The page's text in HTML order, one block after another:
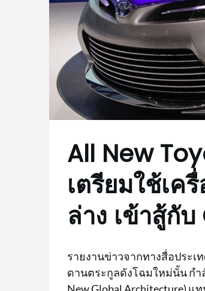
All New
เตรียมใช้เค
ล่าง เข้าสู้กั
รายงานข่าวจากทางสื่อประเ
ดานตระกูลดังโฉมใหม่นั้น กำ